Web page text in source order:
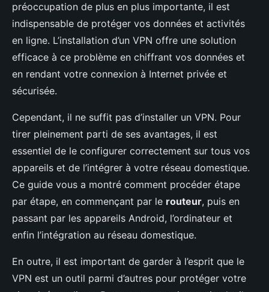
préoccupation de plus en plus importante, il est
indispensable de protéger vos données et activités
en ligne. L’installation d’un VPN offre une solution
efficace à ce problème en chiffrant vos données et
en rendant votre connexion à Internet privée et
sécurisée.
Cependant, il ne suffit pas d’installer un VPN. Pour
tirer pleinement parti de ses avantages, il est
essentiel de le configurer correctement sur tous vos
appareils et de l’intégrer à votre réseau domestique.
Ce guide vous a montré comment procéder étape
par étape, en commençant par le routeur, puis en
passant par les appareils Android, l’ordinateur et
enfin l’intégration au réseau domestique.
En outre, il est important de garder à l’esprit que le
VPN est un outil parmi d’autres pour protéger votre